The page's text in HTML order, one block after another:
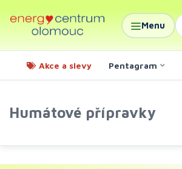
Menu
Akce a slevy Pentagram
Humátové přípravky